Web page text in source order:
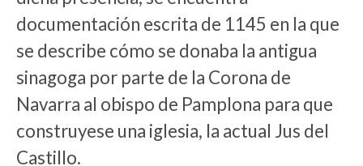
documentación escrita de 1145 en la que
se describe cómo se donaba la antigua
sinagoga por parte de la Corona de
Navarra al obispo de Pamplona para que
construyese una iglesia, la actual Jus del
Castillo.